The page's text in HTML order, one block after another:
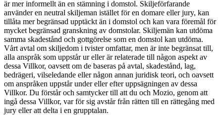
är mer informellt än en stämning i domstol. Skiljeförfarande
använder en neutral skiljeman istället för en domare eller jury, kan
tillåta mer begränsad upptäckt än i domstol och kan vara föremål för
mycket begränsad granskning av domstolar. Skiljemän kan utdöma
samma skadestånd och gottgörelse som en domstol kan utdöma.
Vårt avtal om skiljedom i tvister omfattar, men är inte begränsat till,
alla anspråk som uppstår ur eller är relaterade till någon aspekt av
dessa Villkor, oavsett om de baseras på avtal, skadestånd, lag,
bedrägeri, vilseledande eller någon annan juridisk teori, och oavsett
om anspråken uppstår under eller efter uppsägningen av dessa
Villkor. Du förstår och samtycker till att du och Mozio, genom att
ingå dessa Villkor, var för sig avstår från rätten till en rättegång med
jury eller att delta i en grupptalan.